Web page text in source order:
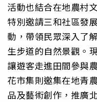
活動也結合在地農村
特別邀請三和社區發
動，帶領民眾深入了
生步道的自然景觀。
讓遊客走進田間參與
花市集則邀集在地青
品及藝術創作，推廣